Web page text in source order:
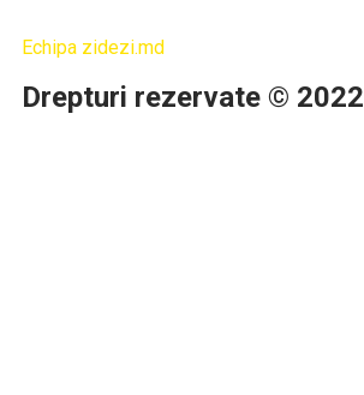
Echipa zidezi.md
Drepturi rezervate © 2022